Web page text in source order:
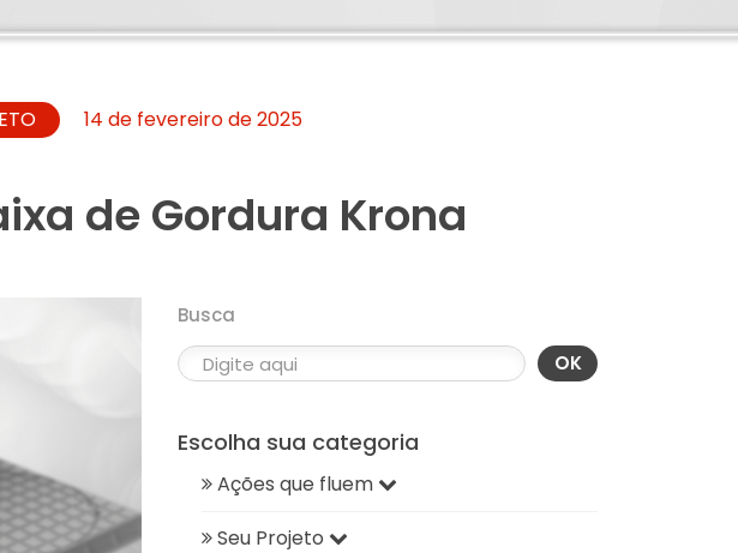
14 de fevereiro de 2025
de Gordura Krona
Busca
OK
Escolha sua categoria
Ações que fluem
Seu Projeto